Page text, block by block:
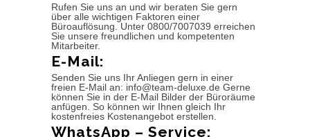
Rufen Sie uns an und wir beraten Sie gern
über alle wichtigen Faktoren einer
Büroauflösung. Unter 0800/7007039 erreichen
Sie unsere freundlichen und kompetenten
Mitarbeiter.
E-Mail:
Senden Sie uns Ihr Anliegen gern in einer
freien E-Mail an: info@team-deluxe.de Gerne
können Sie in der E-Mail Bilder der Büroräume
anfügen. So können wir Ihnen gleich Ihr
kostenfreies Kostenangebot erstellen.
WhatsApp – Service: